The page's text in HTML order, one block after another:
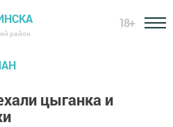
район
18+
цыганка и